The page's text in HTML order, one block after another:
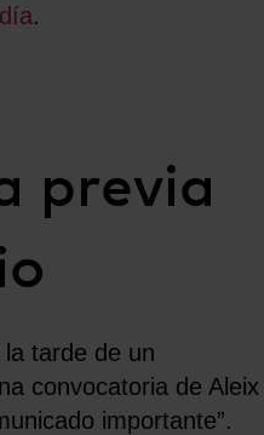
.
previa
tarde de un
convocatoria de Aleix
importante”.